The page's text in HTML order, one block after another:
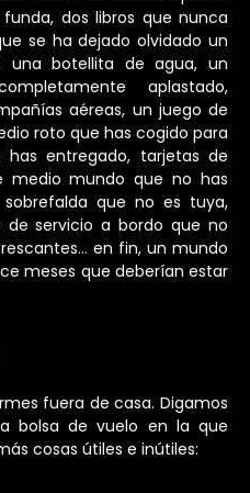
dos libros que nunca
se ha dejado olvidado un
una botellita de agua, un
aplastado,
aéreas, un juego de
roto que has cogido para
entregado, tarjetas de
medio mundo que no has
que no es tuya,
de servicio a bordo que no
en fin, un mundo
meses que deberían estar
fuera de casa. Digamos
bolsa de vuelo en la que
cosas útiles e inútiles: